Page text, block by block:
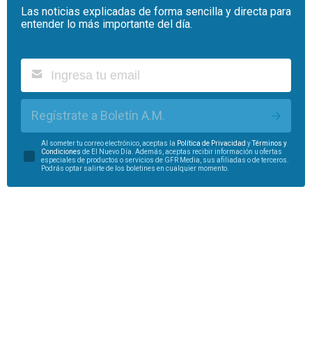
Las noticias explicadas de forma sencilla y directa para
entender lo más importante del día.
Regístrate a Boletín A.M.
Al someter tu correo electrónico, aceptas la Política de Privacidad yTérminos y
Condiciones de El Nuevo Día. Además, aceptas recibir información u ofertas
especiales de productos o servicios de GFR Media, sus afiliadas o de terceros.
Podrás optar salirte de los boletines en cualquier momento.